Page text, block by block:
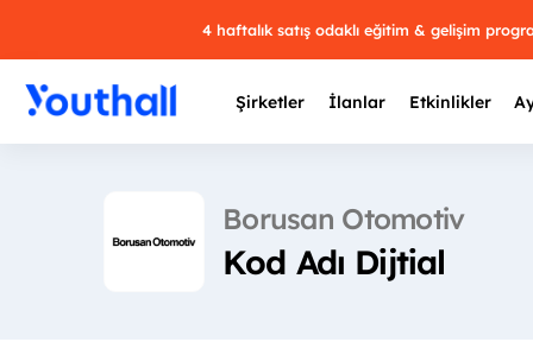
4 haftalık satış odaklı eğitim & gelişim
Şirketler İlanlar Etkinlikler
Borusan Otomotiv
Kod Adı Dijtial